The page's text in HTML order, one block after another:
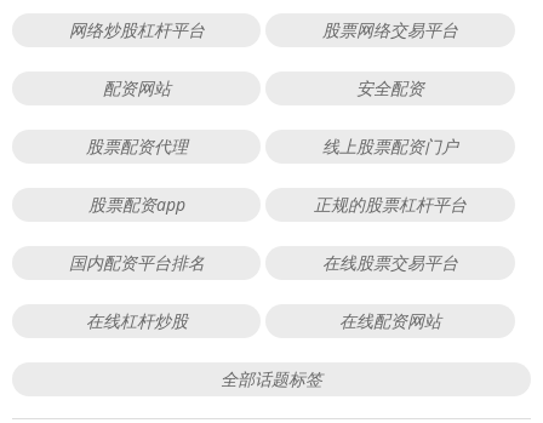
网络炒股杠杆平台 股票网络交易平台
配资网站 安全配资
股票配资代理 线上股票配资门户
股票配资app 正规的股票杠杆平台
国内配资平台排名 在线股票交易平台
在线杠杆炒股 在线配资网站
全部话题标签